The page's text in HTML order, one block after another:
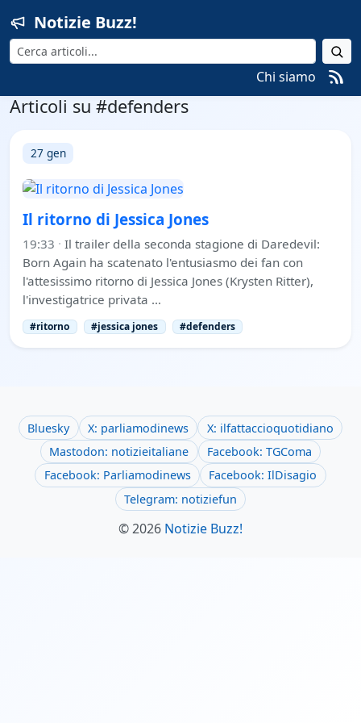
Notizie Buzz!
Cerca
Chi siamo
Articoli su #defenders
27 gen
Il ritorno di Jessica Jones
19:33 · Il trailer della seconda stagione di Daredevil:
Born Again ha scatenato l'entusiasmo dei fan con
l'attesissimo ritorno di Jessica Jones (Krysten Ritter),
l'investigatrice privata …
#ritorno #jessica jones #defenders
Bluesky X: parliamodinews
X: ilfattaccioquotidiano
Mastodon: notizieitaliane
Facebook: TGComa
Facebook: Parliamodinews
Facebook: IlDisagio
Telegram: notiziefun
© 2026 Notizie Buzz!